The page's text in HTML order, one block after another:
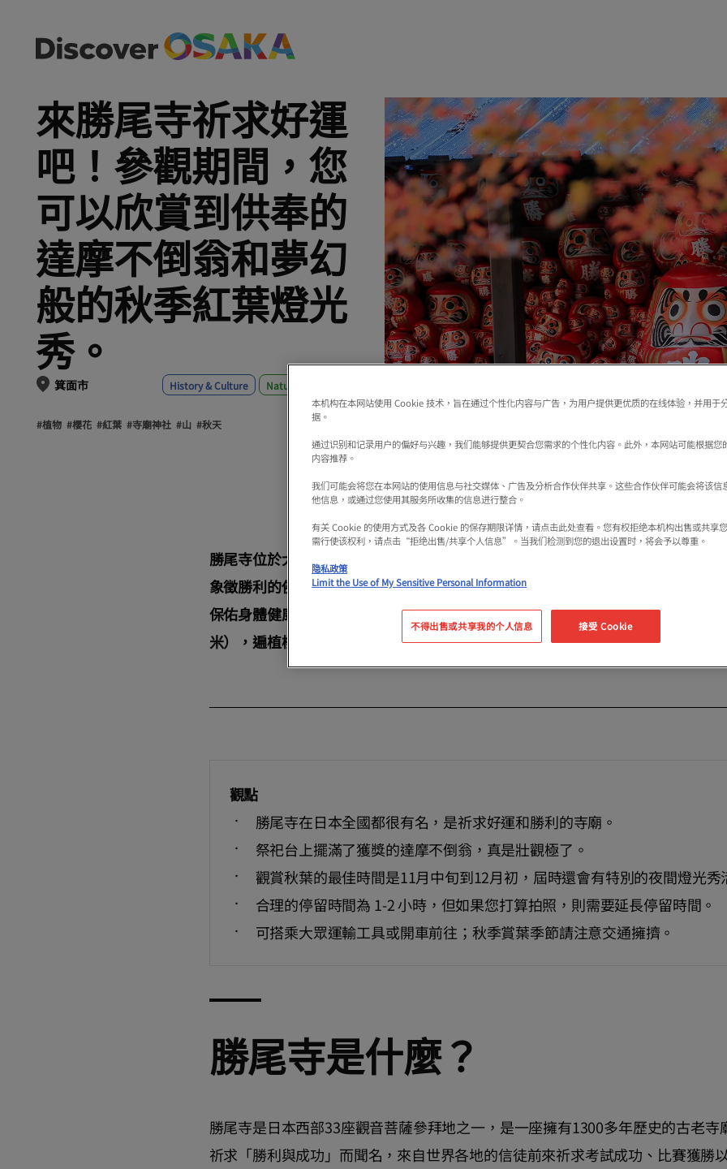
來勝尾寺祈求好運
吧！參觀期間，您
可以欣賞到供奉的
達摩不倒翁和夢幻
般的秋季紅葉燈光
秀。
箕面市 History & Culture Nature & Outdoors
#植物 #櫻花 #紅葉 #寺廟神社 #山 #秋天
勝尾寺位於大阪府箕面市，是一座古老的寺廟，以祈求勝利和好運而聞名。寺內
象徵勝利的佛像，場面壯觀。如今，勝尾寺更被視為「人生各方面皆可獲勝」的
保佑身體健康、體育競技、事業成功、選舉順利以及演藝事業蒸蒸日上。寺廟佔
米），遍植櫻花、繡球花等花卉，四季景色宜人，從綠意盎然到紅葉似錦，吸引
觀點
勝尾寺在日本全國都很有名，是祈求好運和勝利的寺廟。
祭祀台上擺滿了獲獎的達摩不倒翁，真是壯觀極了。
觀賞秋葉的最佳時間是11月中旬到12月初，屆時還會有特別的夜間燈光秀
合理的停留時間為 1-2 小時，但如果您打算拍照，則需要延長停留時間。
可搭乘大眾運輸工具或開車前往；秋季賞葉季節請注意交通擁擠。
勝尾寺是什麼？
勝尾寺是日本西部33座觀音菩薩參拜地之一，是一座擁有1300多年歷史的古老
祈求「勝利與成功」而聞名，來自世界各地的信徒前來祈求考試成功、比賽獲勝
本机构在本网站使用 Cookie 技术，旨在通过个性化内容与广告，为用户提供更优质的在线体验，并用于
据。
通过识别和记录用户的偏好与兴趣，我们能够提供更契合您需求的个性化内容。此外，本网站可能根据您
内容推荐。
我们可能会将您在本网站的使用信息与社交媒体、广告及分析合作伙伴共享。这些合作伙伴可能会将该信
他信息，或通过您使用其服务所收集的信息进行整合。
有关 Cookie 的使用方式及各 Cookie 的保存期限详情，请点击此处查看。您有权拒绝本机构出售或共享
需行使该权利，请点击“拒绝出售/共享个人信息”。当我们检测到您的退出设置时，将会予以尊重。
隐私政策
Limit the Use of My Sensitive Personal Information
不得出售或共享我的个人信息 接受 Cookie